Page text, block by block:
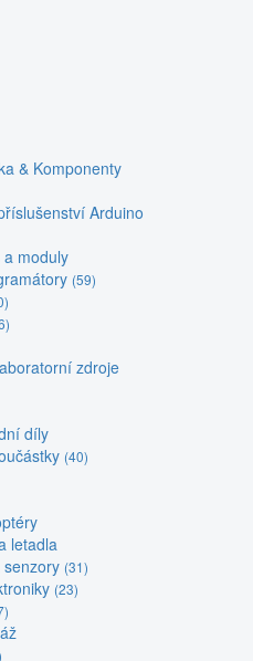
& Komponenty
Arduino
moduly
(59)
zdroje
díly
(40)
letadla
senzory (31)
(23)